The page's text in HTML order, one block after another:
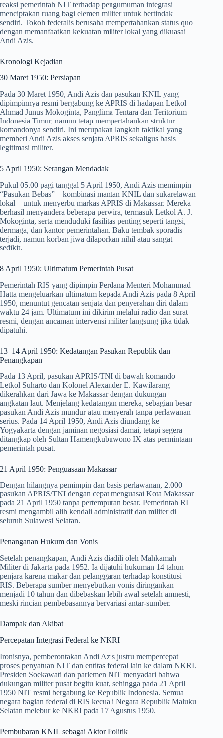
reaksi pemerintah NIT terhadap pengumuman integrasi
menciptakan ruang bagi elemen militer untuk bertindak
sendiri. Tokoh federalis berusaha mempertahankan status quo
dengan memanfaatkan kekuatan militer lokal yang dikuasai
Andi Azis.
Kronologi Kejadian
30 Maret 1950: Persiapan
Pada 30 Maret 1950, Andi Azis dan pasukan KNIL yang
dipimpinnya resmi bergabung ke APRIS di hadapan Letkol
Ahmad Junus Mokoginta, Panglima Tentara dan Teritorium
Indonesia Timur, namun tetap mempertahankan struktur
komandonya sendiri. Ini merupakan langkah taktikal yang
memberi Andi Azis akses senjata APRIS sekaligus basis
legitimasi militer.
5 April 1950: Serangan Mendadak
Pukul 05.00 pagi tanggal 5 April 1950, Andi Azis memimpin
“Pasukan Bebas”—kombinasi mantan KNIL dan sukarelawan
lokal—untuk menyerbu markas APRIS di Makassar. Mereka
berhasil menyandera beberapa perwira, termasuk Letkol A. J.
Mokoginta, serta menduduki fasilitas penting seperti tangsi,
dermaga, dan kantor pemerintahan. Baku tembak sporadis
terjadi, namun korban jiwa dilaporkan nihil atau sangat
sedikit.
8 April 1950: Ultimatum Pemerintah Pusat
Pemerintah RIS yang dipimpin Perdana Menteri Mohammad
Hatta mengeluarkan ultimatum kepada Andi Azis pada 8 April
1950, menuntut gencatan senjata dan penyerahan diri dalam
waktu 24 jam. Ultimatum ini dikirim melalui radio dan surat
resmi, dengan ancaman intervensi militer langsung jika tidak
dipatuhi.
13–14 April 1950: Kedatangan Pasukan Republik dan
Penangkapan
Pada 13 April, pasukan APRIS/TNI di bawah komando
Letkol Suharto dan Kolonel Alexander E. Kawilarang
dikerahkan dari Jawa ke Makassar dengan dukungan
angkatan laut. Menjelang kedatangan mereka, sebagian besar
pasukan Andi Azis mundur atau menyerah tanpa perlawanan
serius. Pada 14 April 1950, Andi Azis diundang ke
Yogyakarta dengan jaminan negosiasi damai, tetapi segera
ditangkap oleh Sultan Hamengkubuwono IX atas permintaan
pemerintah pusat.
21 April 1950: Penguasaan Makassar
Dengan hilangnya pemimpin dan basis perlawanan, 2.000
pasukan APRIS/TNI dengan cepat menguasai Kota Makassar
pada 21 April 1950 tanpa pertempuran besar. Pemerintah RI
resmi mengambil alih kendali administratif dan militer di
seluruh Sulawesi Selatan.
Penanganan Hukum dan Vonis
Setelah penangkapan, Andi Azis diadili oleh Mahkamah
Militer di Jakarta pada 1952. Ia dijatuhi hukuman 14 tahun
penjara karena makar dan pelanggaran terhadap konstitusi
RIS. Beberapa sumber menyebutkan vonis diringankan
menjadi 10 tahun dan dibebaskan lebih awal setelah amnesti,
meski rincian pembebasannya bervariasi antar-sumber.
Dampak dan Akibat
Percepatan Integrasi Federal ke NKRI
Ironisnya, pemberontakan Andi Azis justru mempercepat
proses penyatuan NIT dan entitas federal lain ke dalam NKRI.
Presiden Soekawati dan parlemen NIT menyadari bahwa
dukungan militer pusat begitu kuat, sehingga pada 21 April
1950 NIT resmi bergabung ke Republik Indonesia. Semua
negara bagian federal di RIS kecuali Negara Republik Maluku
Selatan melebur ke NKRI pada 17 Agustus 1950.
Pembubaran KNIL sebagai Aktor Politik